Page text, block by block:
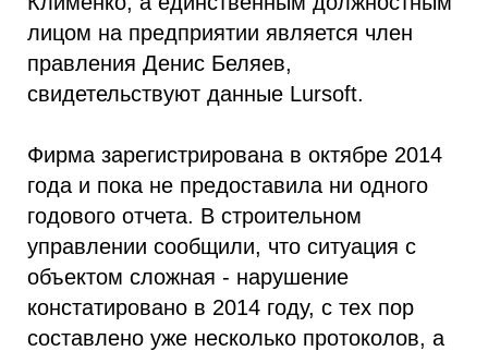
лицом на предприятии является член
правления Денис Беляев,
свидетельствуют данные Lursoft.
Фирма зарегистрирована в октябре 2014
года и пока не предоставила ни одного
годового отчета. В строительном
управлении сообщили, что ситуация с
объектом сложная - нарушение
констатировано в 2014 году, с тех пор
составлено уже несколько протоколов, а